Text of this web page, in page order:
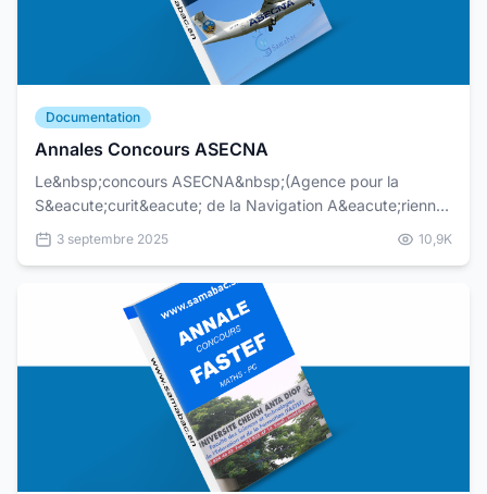
Documentation
Annales Concours ASECNA
Le&nbsp;concours ASECNA&nbsp;(Agence pour la
S&eacute;curit&eacute; de la Navigation A&eacute;rienne
en Afrique et &agrave; Madagascar) est une &eacute;tape
inc...
3 septembre 2025 10,9K